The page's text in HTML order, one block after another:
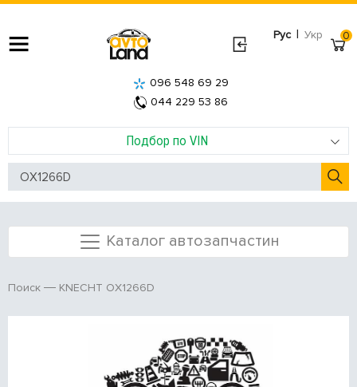
Рус | Укр
Подбор по VIN
096 548 69 29
044 229 53 86
0
Каталог автозапчастин
Поиск KNECHT OX1266D